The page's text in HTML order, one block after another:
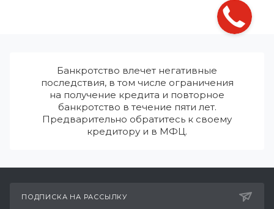
Банкротство влечет негативные
последствия, в том числе ограничения
на получение кредита и повторное
банкротство в течение пяти лет.
Предварительно обратитесь к своему
кредитору и в МФЦ.
ПОДПИСКА НА РАССЫЛКУ